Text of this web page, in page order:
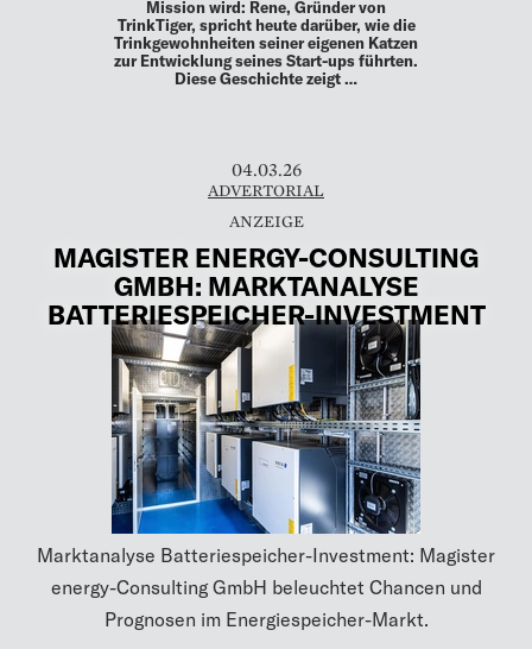
Mission wird: Rene, Gründer von
TrinkTiger, spricht heute darüber, wie die
Trinkgewohnheiten seiner eigenen Katzen
zur Entwicklung seines Start-ups führten.
Diese Geschichte zeigt …
04.03.26
ADVERTORIAL
MAGISTER ENERGY-CONSULTING
GMBH: MARKTANALYSE
BATTERIESPEICHER-INVESTMENT
Marktanalyse Batteriespeicher-Investment: Magister
energy-Consulting GmbH beleuchtet Chancen und
Prognosen im Energiespeicher-Markt.